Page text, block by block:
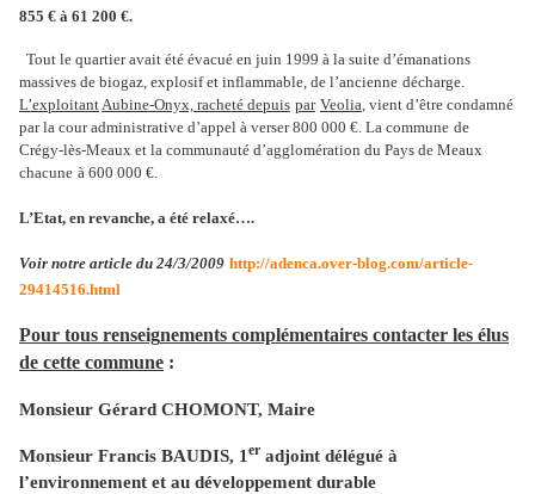
855 € à 61 200 €.
Tout le quartier avait été évacué en juin 1999 à la suite d’émanations
massives de biogaz, explosif et inflammable, de l’ancienne décharge.
L’exploitant Aubine-Onyx, racheté depuis par Veolia , vient d’être condamné
par la cour administrative d’appel à verser 800 000 €. La commune de
Crégy-lès-Meaux et la communauté d’agglomération du Pays de Meaux
chacune à 600 000 €.
L’Etat, en revanche, a été relaxé….
Voir notre article du 24/3/2009 http://adenca.over-blog.com/article-
29414516.html
Pour tous renseignements complémentaires contacter les élus
de cette commune :
Monsieur Gérard CHOMONT, Maire
Monsieur Francis BAUDIS, 1er adjoint délégué à
l’environnement et au développement durable